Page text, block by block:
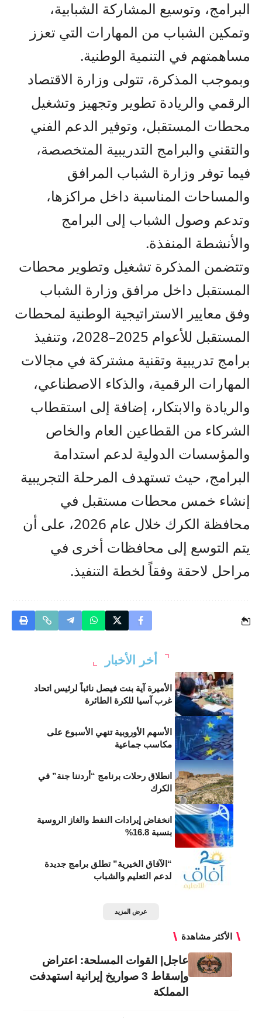
البرامج، وتوسيع المشاركة الشبابية،
وتمكين الشباب من المهارات التي تعزز
مساهمتهم في التنمية الوطنية.
وبموجب المذكرة، تتولى وزارة الاقتصاد
الرقمي والريادة تطوير وتجهيز وتشغيل
محطات المستقبل، وتوفير الدعم الفني
والتقني والبرامج التدريبية المتخصصة،
فيما توفر وزارة الشباب المرافق
والمساحات المناسبة داخل مراكزها،
وتدعم وصول الشباب إلى البرامج
والأنشطة المنفذة.
وتتضمن المذكرة تشغيل وتطوير محطات
المستقبل داخل مرافق وزارة الشباب
وفق معايير الاستراتيجية الوطنية لمحطات
المستقبل للأعوام 2025–2028، وتنفيذ
برامج تدريبية وتقنية مشتركة في مجالات
المهارات الرقمية، والذكاء الاصطناعي،
والريادة والابتكار، إضافة إلى استقطاب
الشركاء من القطاعين العام والخاص
والمؤسسات الدولية لدعم استدامة
البرامج، حيث تستهدف المرحلة التجريبية
إنشاء خمس محطات مستقبل في
محافظة الكرك خلال عام 2026، على أن
يتم التوسع إلى محافظات أخرى في
مراحل لاحقة وفقاً لخطة التنفيذ.
أخر الأخبار
الأميرة آية بنت فيصل نائباً لرئيس اتحاد
غرب آسيا للكرة الطائرة
الأسهم الأوروبية تنهي الأسبوع على
مكاسب جماعية
انطلاق رحلات برنامج “أردننا جنة” في
الكرك
انخفاض إيرادات النفط والغاز الروسية
بنسبة 16.8%
“الآفاق الخيرية” تطلق برامج جديدة
لدعم التعليم والشباب
عرض المزيد
الأكثر مشاهدة
عاجل| القوات المسلحة: اعتراض
وإسقاط 3 صواريخ إيرانية استهدفت
المملكة